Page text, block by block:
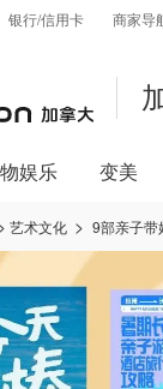
银行/信用卡 商家导
娱乐 变美
艺术文化 9部亲子带